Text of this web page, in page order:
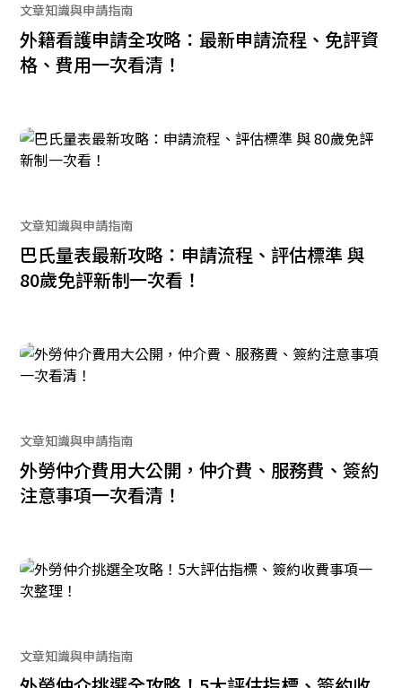
文章知識與申請指南
外籍看護申請全攻略：最新申請流程、免評資
格、費用一次看清！
文章知識與申請指南
巴氏量表最新攻略：申請流程、評估標準 與
80歲免評新制一次看！
文章知識與申請指南
外勞仲介費用大公開，仲介費、服務費、簽約
注意事項一次看清！
文章知識與申請指南